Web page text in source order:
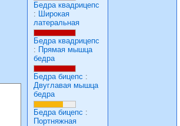
Бедра квадрицепс
: Широкая
латеральная
Бедра квадрицепс
: Прямая мышца
бедра
Бедра бицепс :
Двуглавая мышца
бедра
Бедра бицепс :
Портняжная